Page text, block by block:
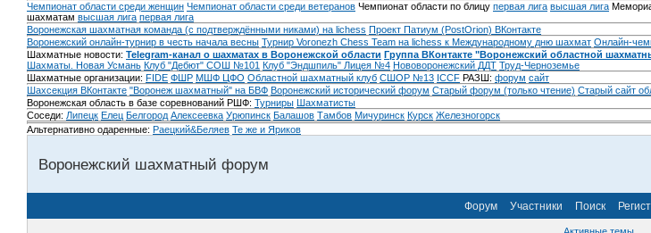
Чемпионат области среди женщин Чемпионат области среди ветеранов Чемпионат области по блицу первая лига высшая лига
шахматам высшая лига первая лига
Воронежская шахматная команда (с подтверждёнными никами) на lichess Проект Патиум (PostOrion) ВКонтакте
Воронежский онлайн-турнир в честь начала весны Турнир Voronezh Chess Team на lichess к Международному дню шахмат Онлайн-
Шахматные новости: Telegram-канал о шахматах в Воронежской области Группа ВКонтакте "Воронежский областной
Шахматы. Новая Усмань Клуб "Дебют" СОШ №101 Клуб "Эндшпиль" Лицея №4 Нововоронежский ДДТ Труд-Черноземье
Шахматные организации: FIDE ФШР МШФ ЦФО Областной шахматный клуб СШОР №13 ICCF РАЗШ: форум сайт
Шахсекция ВКонтакте "Воронеж шахматный" на БВФ Воронежский исторический форум Cтарый форум (только чтение) Старый сайт
Воронежская область в базе соревнований РШФ: Турниры Шахматисты
Соседи: Липецк Елец Белгород Алексеевка Урюпинск Балашов Тамбов Мичуринск Курск Железногорск
Альтернативно одаренные: Раецкий&Беляев Те же и Яриков
Воронежский шахматный форум
Форум Участники Поиск